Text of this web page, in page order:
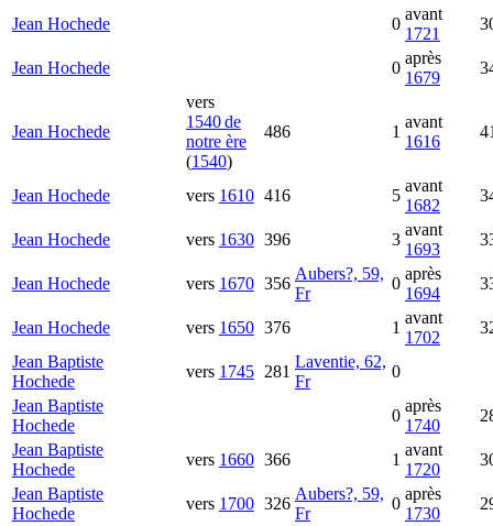
Jean Hochede 0
avant
1721
Jean Hochede 0
après
1679
Jean Hochede
vers
1540 de
notre ère
(1540)
486 1
avant
1616
Jean Hochede vers 1610 416 5
avant
1682
Jean Hochede vers 1630 396 3
avant
1693
Jean Hochede vers 1670 356
Aubers?, 59,
Fr
0
après
1694
Jean Hochede vers 1650 376 1
avant
1702
Jean Baptiste
Hochede
vers 1745 281
Laventie, 62,
Fr
0
Jean Baptiste
Hochede
0
après
1740
Jean Baptiste
Hochede
vers 1660 366 1
avant
1720
Jean Baptiste
Hochede
vers 1700 326
Aubers?, 59,
Fr
0
après
1730